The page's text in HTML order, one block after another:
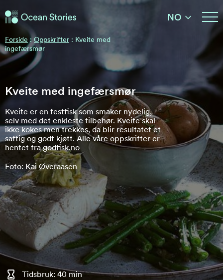
Ocean Stories
Ocean Stories
NO
Forside : Oppskrifter : Kveite med
ingefærsmør
Kveite med ingefærsmør
Kveite er en festfisk som smaker nydelig,
selv med det enkleste tilbehør. Kveite skal
ikke kokes men trekkes, da blir resultatet et
saftig og godt kjøtt. Alle våre oppskrifter er
hentet fragodfisk.no
Foto: Kai Øveraasen
Tidsbruk: 40 min